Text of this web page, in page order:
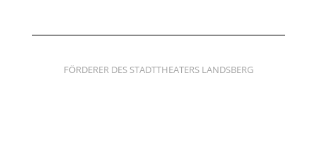
FÖRDERER DES STADTTHEATERS LANDSBERG